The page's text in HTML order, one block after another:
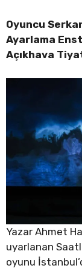
Oyuncu
Ayarlama
Açıkhava
Yazar Ahmet
uyarlanan
oyunu